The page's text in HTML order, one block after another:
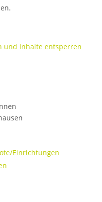
und Inhalte entsperren
Einrichtungen